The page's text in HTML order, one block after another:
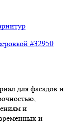
#32950
для фасадов и
и
и